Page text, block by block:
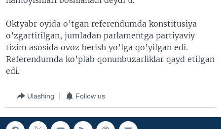
Oktyabr oyida o’tgan referendumda konstitusiya
o’zgartirilgan, jumladan parlamentga partiyaviy
tizim asosida ovoz berish yo’lga qo’yilgan edi.
Referendumda ko’plab qonunbuzarliklar qayd etilgan
edi.
Ulashing Follow us